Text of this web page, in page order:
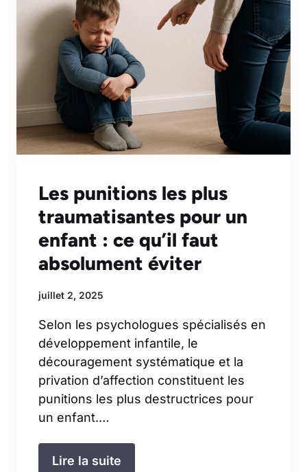
Les punitions les plus
traumatisantes pour un
enfant : ce qu’il faut
absolument éviter
juillet 2, 2025
Selon les psychologues spécialisés en
développement infantile, le
découragement systématique et la
privation d’affection constituent les
punitions les plus destructrices pour
un enfant.…
Lire la suite